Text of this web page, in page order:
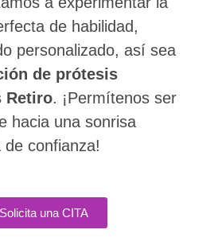
de habilidad,
personalizado, así sea
de prótesis
Retiro. ¡Permítenos ser
hacia una sonrisa
de confianza!
Solicita una CITA